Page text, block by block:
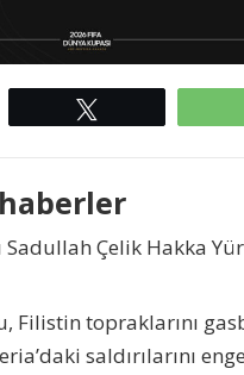
Çelik Hakka
Filistin topraklarını
saldırılarını